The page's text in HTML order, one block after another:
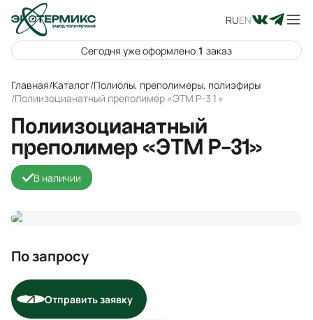
RUEN
Сегодня уже оформлено 1 заказ
Главная/Каталог/Полиолы, преполимеры, полиэфиры
/Полиизоцианатный преполимер «ЭТМ Р-31»
Полиизоцианатный
преполимер «ЭТМ Р-31»
В наличии
По запросу
Отправить заявку